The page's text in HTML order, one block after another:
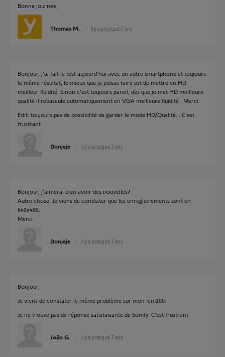
Bonne journée,
Thomas M. il y a presque 7 ans
Bonjour, j'ai fait le test aujourd'hui avec un autre smartphone et toujours
le même résultat, le mieux que je puisse faire est de mettre en HD
meilleur fluidité. Sinon c'est toujours pareil, dès que je met HD meilleure
qualité il rebascule automatiquement en VGA meilleure fluidité . Merci.
Edit: toujours pas de possibilité de garder le mode HD/Qualité... C'est
frustrant
Donjeje il y a presque 7 ans
Bonjour, j'aimerai bien avoir des nouvelles?
Autre chose: Je viens de constater que les enregistrements sont en
640x480.
Merci.
Donjeje il y a presque 7 ans
Bonjour,
Je viens de constater le même problème sur mon Icm100.
Je ne trouve pas de réponse satisfaisante de Somfy. C'est frustrant.
João G. il y a presque 7 ans